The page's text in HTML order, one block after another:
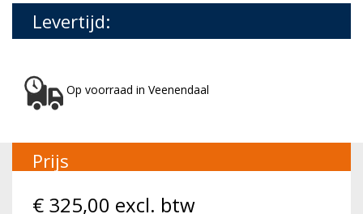
Levertijd:
Op voorraad in Veenendaal
Prijs
€ 325,00 excl. btw